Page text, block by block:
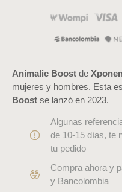
Animalic Boost de
mujeres y hombres. Esta
Boost se lanzó en 2023.
Algunas
de 10-15 días, te
tu pedido
Compra ahora y
y Bancolombia